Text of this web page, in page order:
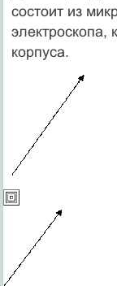
состоит из
электроскопа,
корпуса.